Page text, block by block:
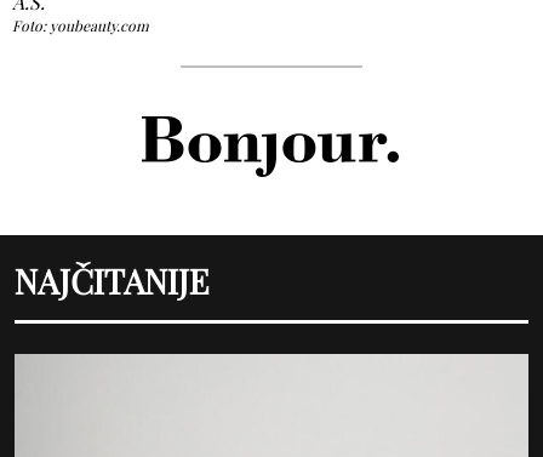
Foto: youbeauty.com
NAJČITANIJE